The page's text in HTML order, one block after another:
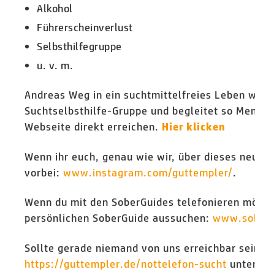
Alkohol
Führerscheinverlust
Selbsthilfegruppe
u. v. m.
Andreas Weg in ein suchtmittelfreies Leben
Suchtselbsthilfe-Gruppe und begleitet so
Webseite direkt erreichen. Hier klicken
Wenn ihr euch, genau wie wir, über dieses
vorbei: www.instagram.com/guttempler/.
Wenn du mit den SoberGuides telefonieren
persönlichen SoberGuide aussuchen:
Sollte gerade niemand von uns erreichbar
https://guttempler.de/nottelefon-sucht